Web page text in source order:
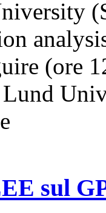
(ore
Lund
sul